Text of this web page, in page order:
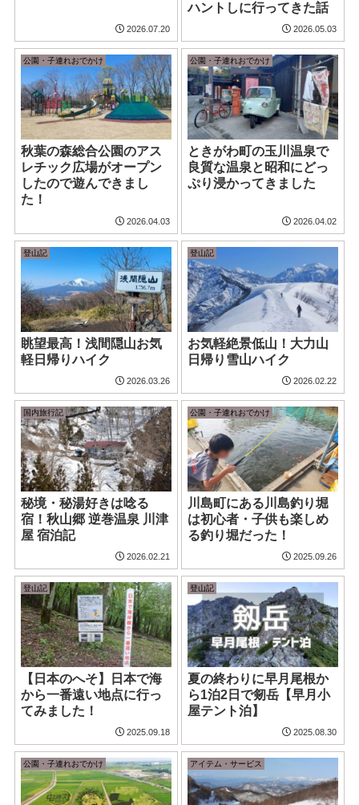
2026.07.20
ハントしに行ってきた話
2026.05.03
公園・子連れおでかけ
秋葉の森総合公園のアス
レチック広場がオープン
したので遊んできまし
た！
2026.04.03
公園・子連れおでかけ
ときがわ町の玉川温泉で
良質な温泉と昭和にどっ
ぷり浸かってきました
2026.04.02
登山記
眺望最高！浅間隠山お気
軽日帰りハイク
2026.03.26
登山記
お気軽絶景低山！大力山
日帰り雪山ハイク
2026.02.22
国内旅行記
秘境・秘湯好きは唸る
宿！秋山郷 逆巻温泉 川津
屋 宿泊記
2026.02.21
公園・子連れおでかけ
川島町にある川島釣り堀
は初心者・子供も楽しめ
る釣り堀だった！
2025.09.26
登山記
【日本のへそ】日本で海
から一番遠い地点に行っ
てみました！
2025.09.18
登山記
夏の終わりに早月尾根か
ら1泊2日で剱岳【早月小
屋テント泊】
2025.08.30
公園・子連れおでかけ アイテム・サービス